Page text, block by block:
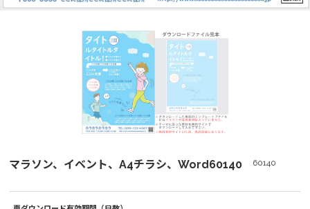
マラソン、イベント、A4チラシ、Word60140 60140